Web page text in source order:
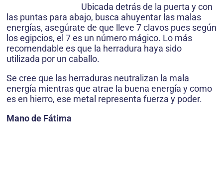
Ubicada detrás de la puerta y con
las puntas para abajo, busca ahuyentar las malas
energías, asegúrate de que lleve 7 clavos pues según
los egipcios, el 7 es un número mágico. Lo más
recomendable es que la herradura haya sido
utilizada por un caballo.
Se cree que las herraduras neutralizan la mala
energía mientras que atrae la buena energía y como
es en hierro, ese metal representa fuerza y poder.
Mano de Fátima